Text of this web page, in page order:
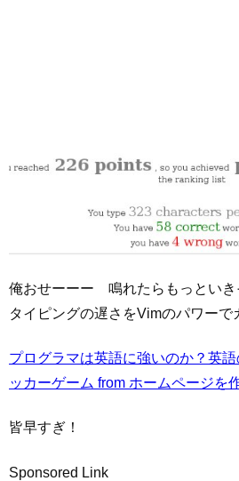
俺おせーーー 鳴れたらもっといき
タイピングの遅さをVimのパワーで
プログラマは英語に強いのか？英
ッカーゲーム from ホームページを
皆早すぎ！
Sponsored Link